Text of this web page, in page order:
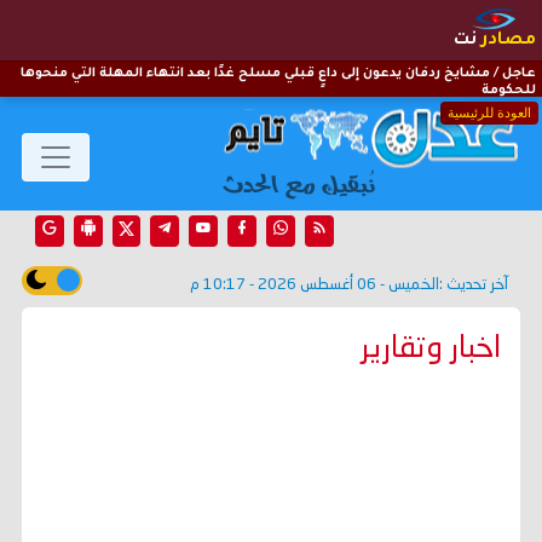
مصادرنت
العودة للرئيسية
عاجل / مشايخ ردفان يدعون إلى داعٍ قبلي مسلح غدًا بعد انتهاء المهلة التي منحوها
للحكومة